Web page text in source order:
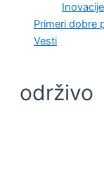
Primeri dobre
Vesti
održivo